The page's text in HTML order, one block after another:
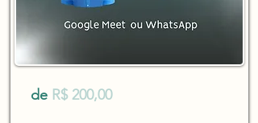
de R$ 200,00